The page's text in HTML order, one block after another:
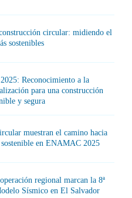
circular: midiendo el
sostenibles
Reconocimiento a la
para una construcción
y segura
muestran el camino hacia
en ENAMAC 2025
regional marcan la 8ª
Sísmico en El Salvador